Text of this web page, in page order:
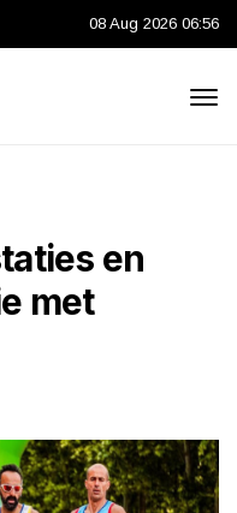
08 Aug 2026 06:56
en
met